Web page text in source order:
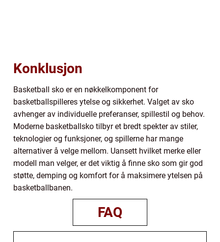
Konklusjon
Basketball sko er en nøkkelkomponent for
basketballspilleres ytelse og sikkerhet. Valget av sko
avhenger av individuelle preferanser, spillestil og behov.
Moderne basketballsko tilbyr et bredt spekter av stiler,
teknologier og funksjoner, og spillerne har mange
alternativer å velge mellom. Uansett hvilket merke eller
modell man velger, er det viktig å finne sko som gir god
støtte, demping og komfort for å maksimere ytelsen på
basketballbanen.
FAQ